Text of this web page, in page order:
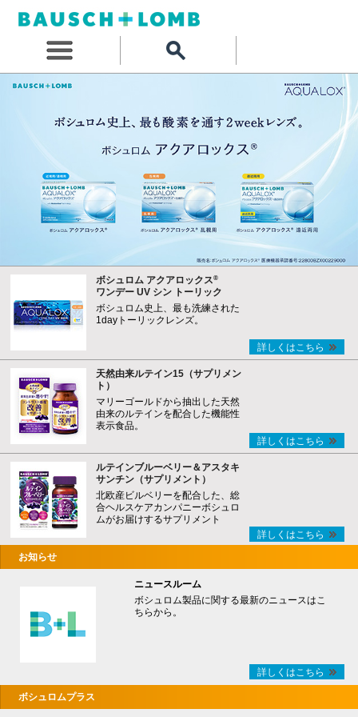
ボシュロム アクアロックス®
ワンデー UV シン トーリック
ボシュロム史上、最も洗練された
1dayトーリックレンズ。
詳しくはこちら
天然由来ルテイン15（サプリメン
ト）
マリーゴールドから抽出した天然
由来のルテインを配合した機能性
表示食品。
詳しくはこちら
ルテインブルーベリー＆アスタキ
サンチン（サプリメント）
北欧産ビルベリーを配合した、総
合ヘルスケアカンパニーボシュロ
ムがお届けするサプリメント
詳しくはこちら
お知らせ
ニュースルーム
ボシュロム製品に関する最新のニュースはこ
ちらから。
詳しくはこちら
ボシュロムプラス